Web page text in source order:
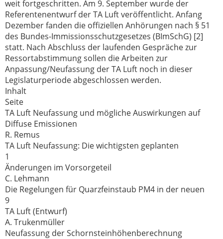
weit fortgeschritten. Am 9. September wurde der
Referentenentwurf der TA Luft veröffentlicht. Anfang
Dezember fanden die offiziellen Anhörungen nach § 51
des Bundes-Immissionsschutzgesetzes (BImSchG) [2]
statt. Nach Abschluss der laufenden Gespräche zur
Ressortabstimmung sollen die Arbeiten zur
Anpassung/Neufassung der TA Luft noch in dieser
Legislaturperiode abgeschlossen werden.
Inhalt
Seite
TA Luft Neufassung und mögliche Auswirkungen auf
Diffuse Emissionen
R. Remus
TA Luft Neufassung: Die wichtigsten geplanten
1
Änderungen im Vorsorgeteil
C. Lehmann
Die Regelungen für Quarzfeinstaub PM4 in der neuen
9
TA Luft (Entwurf)
A. Trukenmüller
Neufassung der Schornsteinhöhenberechnung